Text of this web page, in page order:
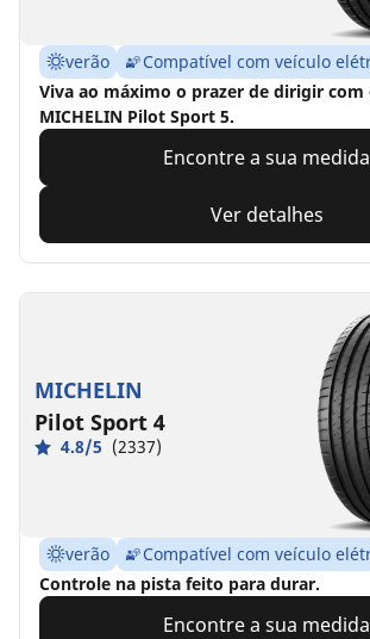
verão Compatível com veículo
Viva ao máximo o prazer de dirigir com
MICHELIN Pilot Sport 5.
Encontre a sua medida
Ver detalhes
MICHELIN
Pilot Sport 4
4.8/5 (2337)
verão Compatível com veículo
Controle na pista feito para durar.
Encontre a sua medida